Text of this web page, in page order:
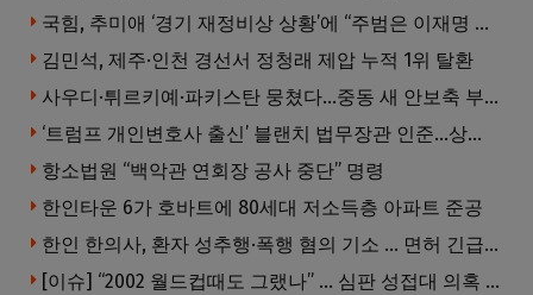
국힘, 추미애 ‘경기 재정비상 상황’에 “주범은 이재명 전 지사”
김민석, 제주·인천 경선서 정청래 제압 누적 1위 탈환
사우디·튀르키예·파키스탄 뭉쳤다…중동 새 안보축 부상하나
‘트럼프 개인변호사 출신’ 블랜치 법무장관 인준…상원 50대49 가결
항소법원 “백악관 연회장 공사 중단” 명령
한인타운 6가 호바트에 80세대 저소득층 아파트 준공
한인 한의사, 환자 성추행·폭행 혐의 기소 … 면허 긴급정지
[이슈] “2002 월드컵때도 그랬나” … 심판 성접대 의혹 해외로 일파만파, 4강 신화까지 불똥